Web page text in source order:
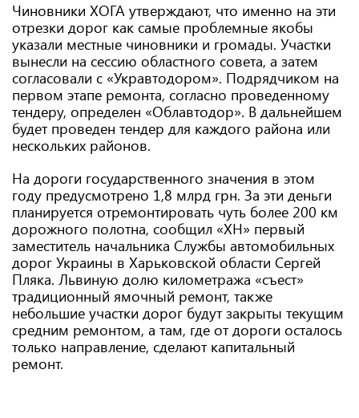
Чиновники ХОГА утверждают, что именно на эти
отрезки дорог как самые проблемные якобы
указали местные чиновники и громады. Участки
вынесли на сессию областного совета, а затем
согласовали с «Укравтодором». Подрядчиком на
первом этапе ремонта, согласно проведенному
тендеру, определен «Облавтодор». В дальнейшем
будет проведен тендер для каждого района или
нескольких районов.
На дороги государственного значения в этом
году предусмотрено 1,8 млрд грн. За эти деньги
планируется отремонтировать чуть более 200 км
дорожного полотна, сообщил «ХН» первый
заместитель начальника Службы автомобильных
дорог Украины в Харьковской области Сергей
Пляка. Львиную долю километража «съест»
традиционный ямочный ремонт, также
небольшие участки дорог будут закрыты текущим
средним ремонтом, а там, где от дороги осталось
только направление, сделают капитальный
ремонт.